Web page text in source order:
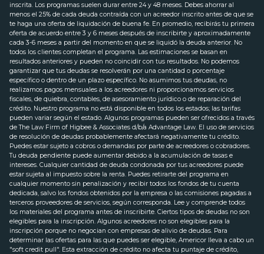
inscrita. Los programas suelen durar entre 24 y 48 meses. Debes ahorrar al
menos el 25% de cada deuda contraída con un acreedor inscrito antes de que se
te haga una oferta de liquidación de buena fe. En promedio, recibirás tu primera
oferta de acuerdo entre 3 y 6 meses después de inscribirte y aproximadamente
cada 3-6 meses a partir del momento en que se liquidó la deuda anterior. No
todos los clientes completan el programa. Las estimaciones se basan en
resultados anteriores y pueden no coincidir con tus resultados. No podemos
garantizar que tus deudas se resolverán por una cantidad o porcentaje
específico o dentro de un plazo específico. No asumimos tus deudas, no
realizamos pagos mensuales a los acreedores ni proporcionamos servicios
fiscales, de quiebra, contables, de asesoramiento jurídico o de reparación del
crédito. Nuestro programa no está disponible en todos los estados; las tarifas
pueden variar según el estado. Algunos programas pueden ser ofrecidos a través
de The Law Firm of Higbee & Associates d/b/a Advantage Law. El uso de servicios
de resolución de deudas probablemente afectará negativamente tu crédito.
Puedes estar sujeto a cobros o demandas por parte de acreedores o cobradores.
Tu deuda pendiente puede aumentar debido a la acumulación de tasas e
intereses. Cualquier cantidad de deuda condonada por tus acreedores puede
estar sujeta al impuesto sobre la renta. Puedes retirarte del programa en
cualquier momento sin penalización y recibir todos los fondos de tu cuenta
dedicada, salvo los fondos obtenidos por la empresa o las comisiones pagadas a
terceros proveedores de servicios, según corresponda. Lee y comprende todos
los materiales del programa antes de inscribirte. Ciertos tipos de deudas no son
elegibles para la inscripción. Algunos acreedores no son elegibles para la
inscripción porque no negocian con empresas de alivio de deudas. Para
determinar las ofertas para las que puedes ser elegible, Americor lleva a cabo un
"soft credit pull". Esta extracción de crédito no afecta tu puntaje de crédito,